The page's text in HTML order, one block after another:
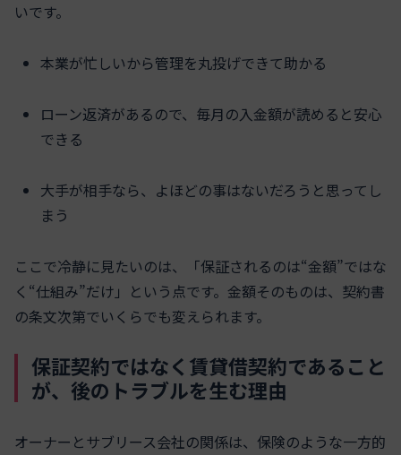
いです。
本業が忙しいから管理を丸投げできて助かる
ローン返済があるので、毎月の入金額が読めると安心
できる
大手が相手なら、よほどの事はないだろうと思ってし
まう
ここで冷静に見たいのは、「保証されるのは“金額”ではな
く“仕組み”だけ」という点です。金額そのものは、契約書
の条文次第でいくらでも変えられます。
保証契約ではなく賃貸借契約であること
が、後のトラブルを生む理由
オーナーとサブリース会社の関係は、保険のような一方的